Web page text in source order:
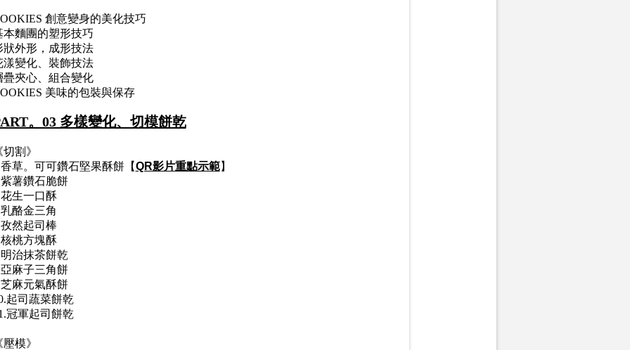
創意變身的美化技巧
本麵團的塑形技巧
狀外形，成形技法
漾變化、裝飾技法
疊夾心、組合變化
美味的包裝與保存
。03 多樣變化、切模餅乾
割》
草。可可鑽石堅果酥餅【QR影片重點示範】
薯鑽石脆餅
生一口酥
酪金三角
然起司棒
桃方塊酥
治抹茶餅乾
麻子三角餅
麻元氣酥餅
起司蔬菜餅乾
冠軍起司餅乾
模》